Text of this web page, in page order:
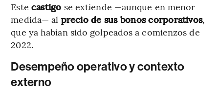
Este castigo se extiende —aunque en menor
medida— al precio de sus bonos corporativos,
que ya habían sido golpeados a comienzos de
2022.
Desempeño operativo y contexto
externo